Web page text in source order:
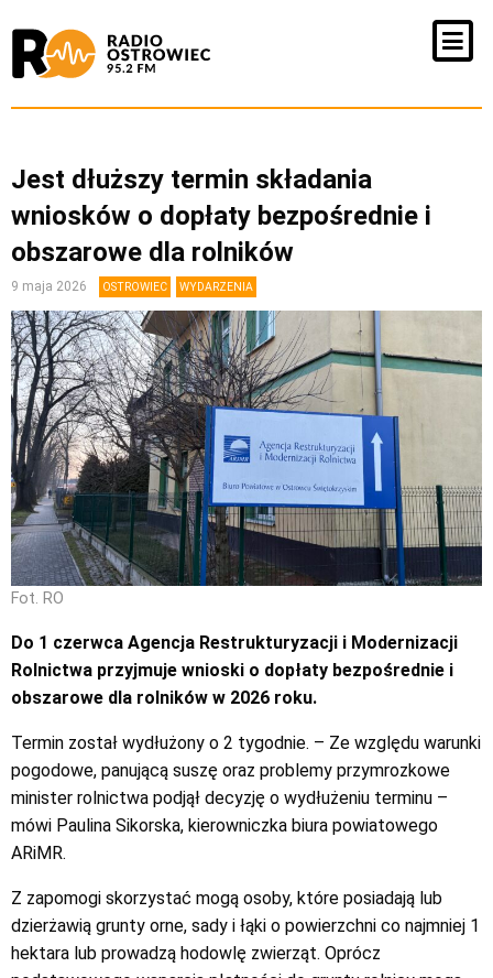
Jest dłuższy termin składania
wniosków o dopłaty bezpośrednie i
obszarowe dla rolników
9 maja 2026 OSTROWIEC WYDARZENIA
Fot. RO
Do 1 czerwca Agencja Restrukturyzacji i Modernizacji
Rolnictwa przyjmuje wnioski o dopłaty bezpośrednie i
obszarowe dla rolników w 2026 roku.
Termin został wydłużony o 2 tygodnie. – Ze względu warunki
pogodowe, panującą suszę oraz problemy przymrozkowe
minister rolnictwa podjął decyzję o wydłużeniu terminu –
mówi Paulina Sikorska, kierowniczka biura powiatowego
ARiMR.
Z zapomogi skorzystać mogą osoby, które posiadają lub
dzierżawią grunty orne, sady i łąki o powierzchni co najmniej 1
hektara lub prowadzą hodowlę zwierząt. Oprócz